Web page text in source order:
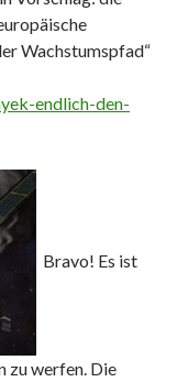
Wachstumspfad“
endlich-den-
Bravo! Es ist
zu werfen. Die